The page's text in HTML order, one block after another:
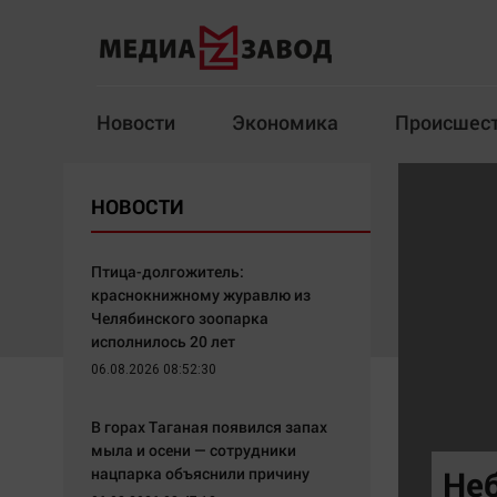
Новости Экономика
Здоровье
Архив
Общество
Политика
Технологии
Отраслевые темы
НОВОСТИ
Птица-долгожитель:
краснокнижному журавлю из
Челябинского зоопарка
исполнилось 20 лет
06.08.2026 08:52:30
В горах Таганая появился запах
мыла и осени — сотрудники
нацпарка объяснили причину